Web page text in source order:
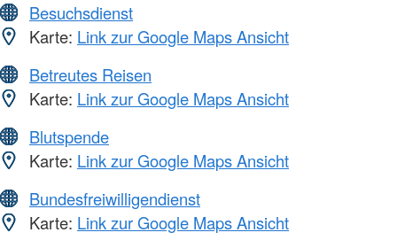
Besuchsdienst
Karte: Link zur Google Maps Ansicht
Betreutes Reisen
Karte: Link zur Google Maps Ansicht
Blutspende
Karte: Link zur Google Maps Ansicht
Bundesfreiwilligendienst
Karte: Link zur Google Maps Ansicht